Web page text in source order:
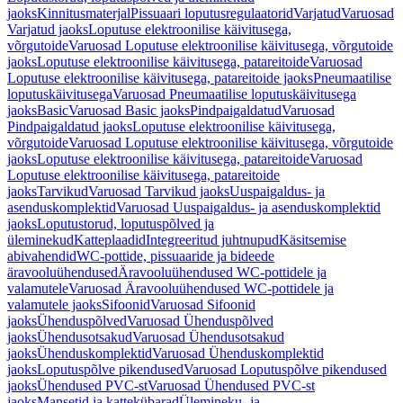
jaoksKinnitusmaterjalPissuaari loputusregulaatoridVarjatudVaruosad
Varjatud jaoksLoputuse elektroonilise käivitusega,
võrgutoideVaruosad Loputuse elektroonilise käivitusega, võrgutoide
jaoksLoputuse elektroonilise käivitusega, patareitoideVaruosad
Loputuse elektroonilise käivitusega, patareitoide jaoksPneumaatilise
loputuskäivitusegaVaruosad Pneumaatilise loputuskäivitusega
jaoksBasicVaruosad Basic jaoksPindpaigaldatudVaruosad
Pindpaigaldatud jaoksLoputuse elektroonilise käivitusega,
võrgutoideVaruosad Loputuse elektroonilise käivitusega, võrgutoide
jaoksLoputuse elektroonilise käivitusega, patareitoideVaruosad
Loputuse elektroonilise käivitusega, patareitoide
jaoksTarvikudVaruosad Tarvikud jaoksUuspaigaldus- ja
asenduskomplektidVaruosad Uuspaigaldus- ja asenduskomplektid
jaoksLoputustorud, loputuspõlved ja
üleminekudKatteplaadidIntegreeritud juhtnupudKäsitsemise
abivahendidWC-pottide, pissuaaride ja bideede
äravooluühendusedÄravooluühendused WC-pottidele ja
valamuteleVaruosad Äravooluühendused WC-pottidele ja
valamutele jaoksSifoonidVaruosad Sifoonid
jaoksÜhenduspõlvedVaruosad Ühenduspõlved
jaoksÜhendusotsakudVaruosad Ühendusotsakud
jaoksÜhenduskomplektidVaruosad Ühenduskomplektid
jaoksLoputuspõlve pikendusedVaruosad Loputuspõlve pikendused
jaoksÜhendused PVC-stVaruosad Ühendused PVC-st